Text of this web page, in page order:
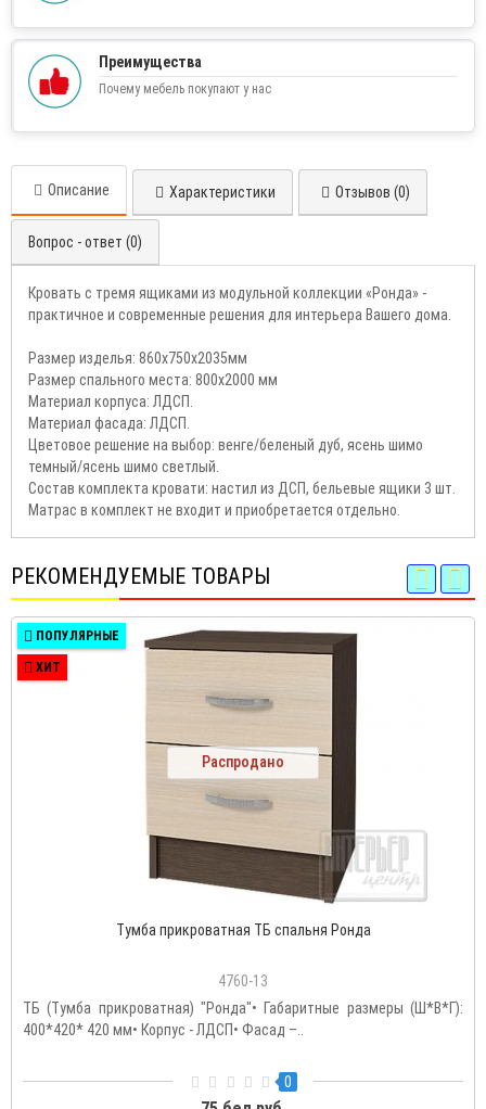
Преимущества
Почему мебель покупают у нас
Описание Характеристики Отзывов (0)
Вопрос - ответ (0)
Кровать с тремя ящиками из модульной коллекции «Ронда» -
практичное и современные решения для интерьера Вашего дома.
Размер изделья: 860х750х2035мм
Размер спального места: 800х2000 мм
Материал корпуса: ЛДСП.
Материал фасада: ЛДСП.
Цветовое решение на выбор: венге/беленый дуб, ясень шимо
темный/ясень шимо светлый.
Состав комплекта кровати: настил из ДСП, бельевые ящики 3 шт.
Матрас в комплект не входит и приобретается отдельно.
РЕКОМЕНДУЕМЫЕ ТОВАРЫ
ПОПУЛЯРНЫЕ
ХИТ
Распродано
Тумба прикроватная ТБ спальня Ронда
4760-13
ТБ (Тумба прикроватная) "Ронда"• Габаритные размеры (Ш*В*Г):
400*420* 420 мм• Корпус - ЛДСП• Фасад –..
0